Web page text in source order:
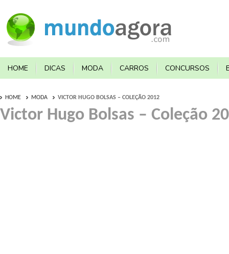
HOME DICAS MODA CARROS CONCURSOS
HOME MODA VICTOR HUGO BOLSAS – COLEÇÃO 2012
Victor Hugo Bolsas – Coleção